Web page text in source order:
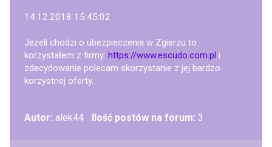
14.12.2018 15:45:02
Jeżeli chodzi o ubezpieczenia w Zgierzu to
korzystałem z firmy: https://www.escudo.com.pl i
zdecydowanie polecam skorzystanie z jej bardzo
korzystnej oferty.
Autor: alek44 Ilość postów na forum: 3